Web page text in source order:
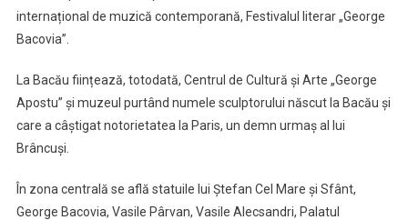
internațional de muzică contemporană, Festivalul literar „George
Bacovia”.
La Bacău ființează, totodată, Centrul de Cultură și Arte „George
Apostu” și muzeul purtând numele sculptorului născut la Bacău și
care a câștigat notorietatea la Paris, un demn urmaș al lui
Brâncuși.
În zona centrală se află statuile lui Ștefan Cel Mare și Sfânt,
George Bacovia, Vasile Pârvan, Vasile Alecsandri, Palatul